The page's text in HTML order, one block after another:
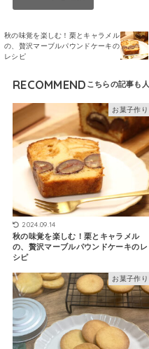
秋の味覚を楽しむ！栗とキャラメル
の、贅沢マーブルパウンドケーキの
レシピ
RECOMMEND
お菓子作り
2024.09.14
秋の味覚を楽しむ！栗とキャラメル
の、贅沢マーブルパウンドケーキのレ
シピ
お菓子作り